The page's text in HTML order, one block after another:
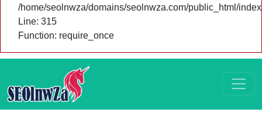
/home/seolnwza/domains/seolnwza.com/public_html/
Line: 315
Function: require_once